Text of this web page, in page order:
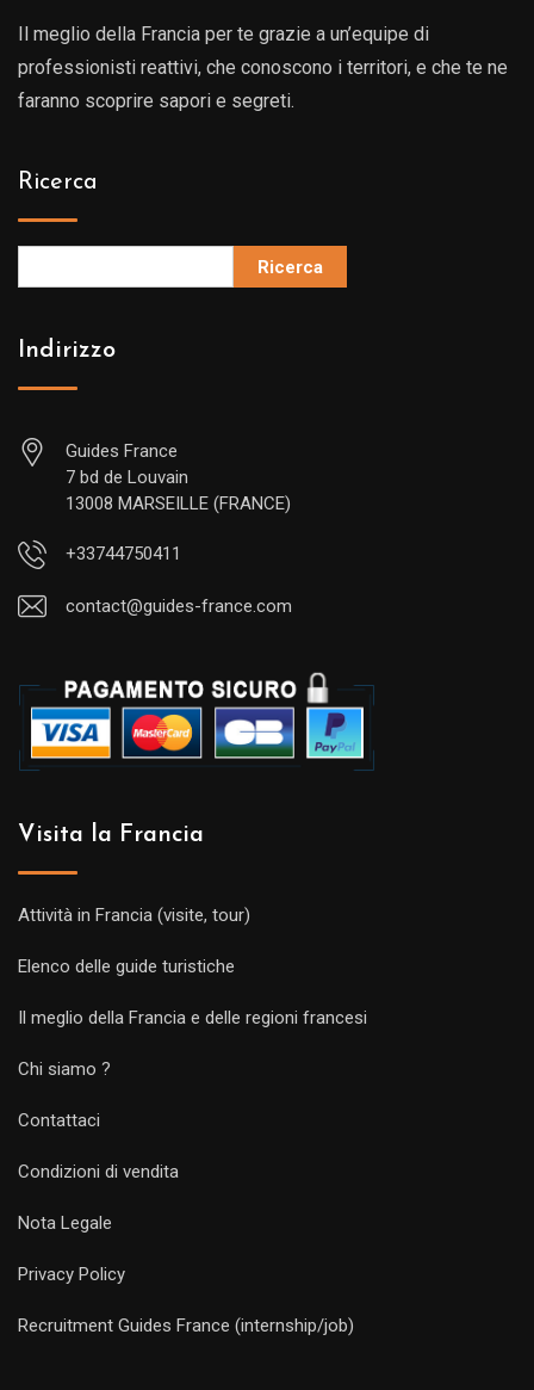
Il meglio della Francia per te grazie a un’equipe di
professionisti reattivi, che conoscono i territori, e che te ne
faranno scoprire sapori e segreti.
Ricerca
Ricerca
Indirizzo
Guides France
7 bd de Louvain
13008 MARSEILLE (FRANCE)
+33744750411
contact@guides-france.com
Visita la Francia
Attività in Francia (visite, tour)
Elenco delle guide turistiche
Il meglio della Francia e delle regioni francesi
Chi siamo ?
Contattaci
Condizioni di vendita
Nota Legale
Privacy Policy
Recruitment Guides France (internship/job)